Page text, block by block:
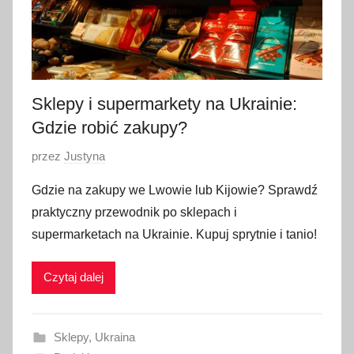
Sklepy i supermarkety na Ukrainie:
Gdzie robić zakupy?
O
u
b
l
i
a
przez Justyna
Gdzie na zakupy we Lwowie lub Kijowie? Sprawdź
praktyczny przewodnik po sklepach i
supermarketach na Ukrainie. Kupuj sprytnie i tanio!
Czytaj dalej
Sklepy, Ukraina